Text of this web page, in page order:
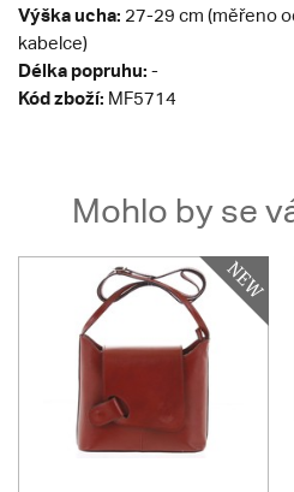
Výška ucha: 27-29 cm (měřeno
kabelce)
Délka popruhu: -
Kód zboží: MF5714
Mohlo by se